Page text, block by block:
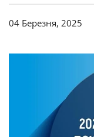
04 Березня, 2025